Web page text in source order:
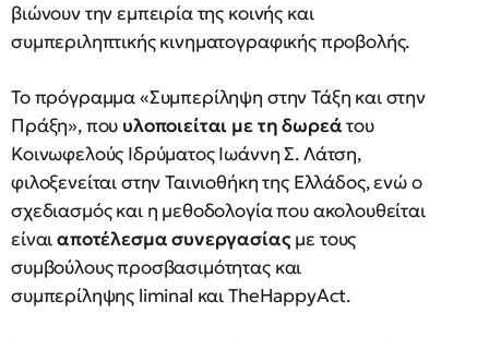
βιώνουν την εμπειρία της κοινής και
συμπεριληπτικής κινηματογραφικής προβολής.
Το πρόγραμμα «Συμπερίληψη στην Τάξη και στην
Πράξη», που υλοποιείται με τη δωρεάτου
Κοινωφελούς Ιδρύματος Ιωάννη Σ. Λάτση,
φιλοξενείται στην Ταινιοθήκη της Ελλάδος, ενώ ο
σχεδιασμός και η μεθοδολογία που ακολουθείται
είναιαποτέλεσμα συνεργασίαςμε τους
συμβούλους προσβασιμότητας και
συμπερίληψης liminal και TheHappyAct.